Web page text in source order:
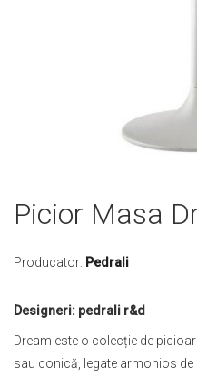
Picior Masa
Producator: Pedrali
Designeri: pedrali r&d
Dream este o colecție de
sau conică, legate armonios
Skip
to
beginning
images
gallery